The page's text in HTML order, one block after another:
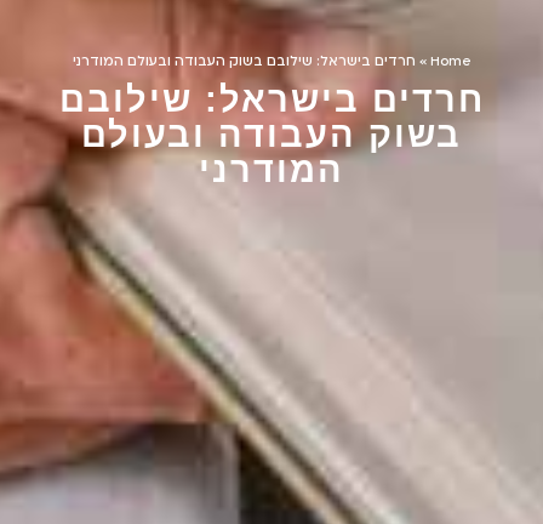
Home
» חרדים בישראל: שילובם בשוק העבודה ובעולם המודרני
חרדים בישראל: שילובם
בשוק העבודה ובעולם
המודרני